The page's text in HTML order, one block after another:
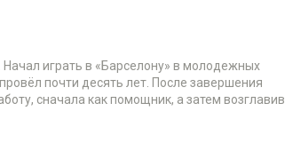
играть в «Барселону» в молодежных
почти десять лет. После завершения
сначала как помощник, а затем возглавив